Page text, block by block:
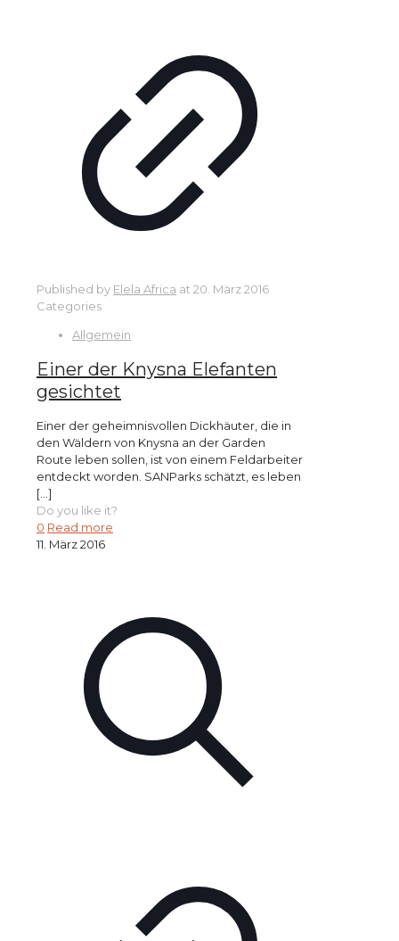
Published by Elela Africa at 20. März 2016
Categories
Allgemein
Einer der Knysna Elefanten
gesichtet
Einer der geheimnisvollen Dickhäuter, die in
den Wäldern von Knysna an der Garden
Route leben sollen, ist von einem Feldarbeiter
entdeckt worden. SANParks schätzt, es leben
[…]
Do you like it?
0 Read more
11. März 2016